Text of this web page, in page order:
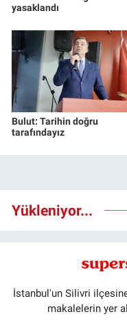
yasaklandı
Bulut: Tarihin doğru
tarafındayız
Yükleniyor...
İstanbul'un Silivri
makalelerin yer